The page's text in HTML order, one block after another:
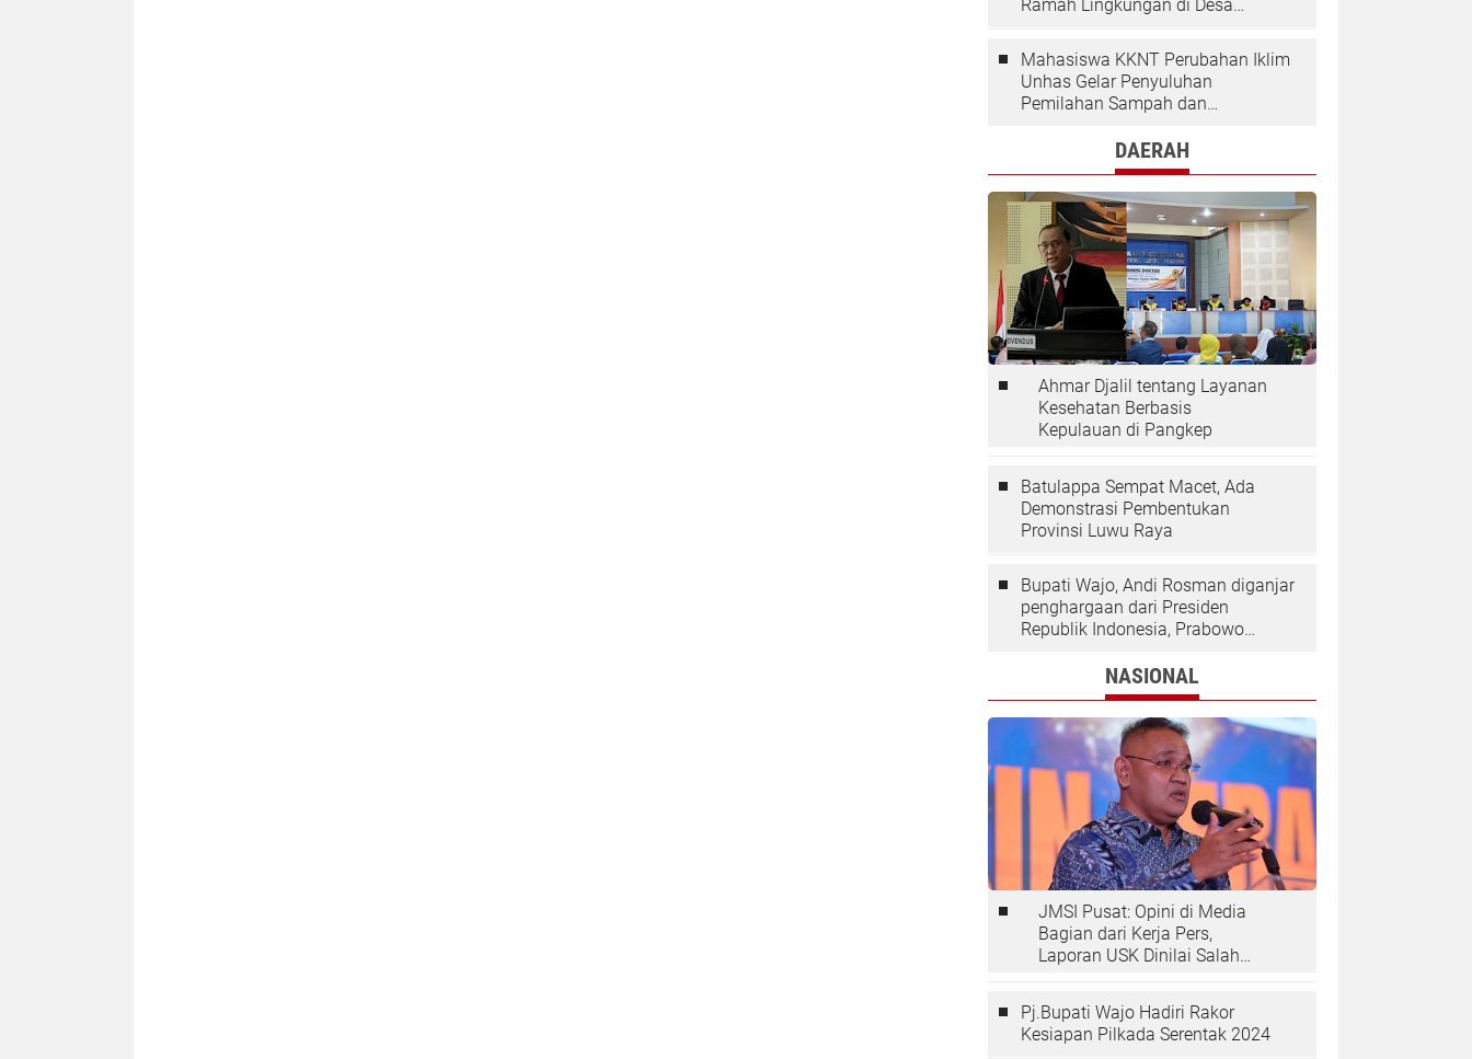
Ramah Lingkungan di Desa
Mahasiswa KKNT Perubahan Iklim
Unhas Gelar Penyuluhan
Pemilahan Sampah dan
Desa KalolingDAERAH
Ahmar Djalil tentang Layanan
Kesehatan Berbasis
Kepulauan di Pangkep
Batulappa Sempat Macet, Ada
Demonstrasi Pembentukan
Provinsi Luwu Raya
Bupati Wajo, Andi Rosman diganjar
penghargaan dari Presiden
Republik Indonesia, Prabowo
NASIONAL
JMSI Pusat: Opini di Media
Bagian dari Kerja Pers,
Laporan USK Dinilai Salah
Pj.Bupati Wajo Hadiri Rakor
Kesiapan Pilkada Serentak 2024